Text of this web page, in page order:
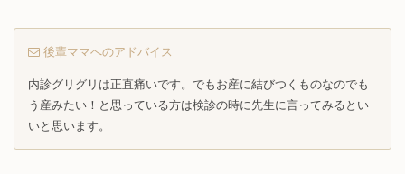
後輩ママへのアドバイス
内診グリグリは正直痛いです。でもお産に結びつくものなのでも
う産みたい！と思っている方は検診の時に先生に言ってみるとい
いと思います。